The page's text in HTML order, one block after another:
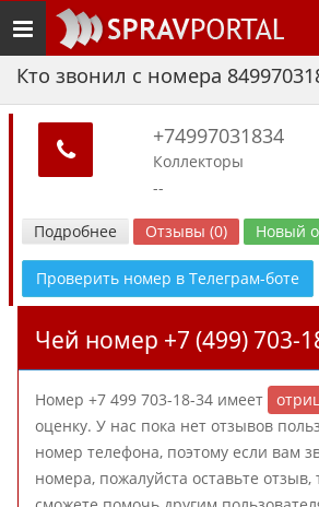
Toggle
navigation
Кто звонил с номера
+74997031834
Коллекторы
--
Подробнее Отзывы (0) Новый
Проверить номер в Телеграм-боте
Чей номер +7 (499) 703-
Номер +7 499 703-18-34 имеет
оценку. У нас пока нет отзывов
номер телефона, поэтому если вам
номера, пожалуйста оставьте